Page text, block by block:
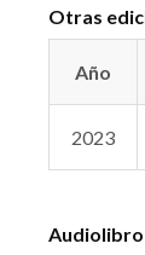
Otras
Año
2023
Audiolibro